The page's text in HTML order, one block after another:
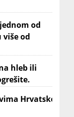
od
od
hleb ili
Hrvatske